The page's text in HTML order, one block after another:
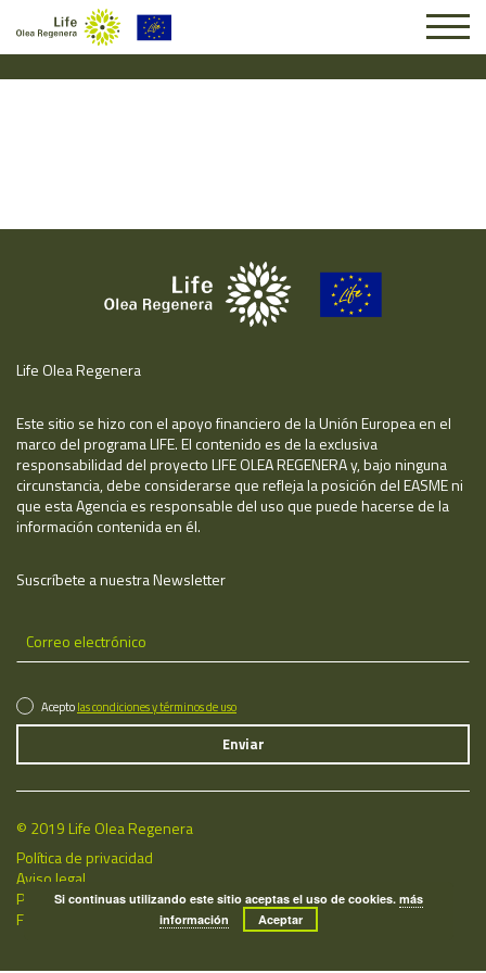
Solicitud #25762
Life Olea Regenera
Este sitio se hizo con el apoyo financiero de la Unión Europea en el
marco del programa LIFE. El contenido es de la exclusiva
responsabilidad del proyecto LIFE OLEA REGENERA y, bajo ninguna
circunstancia, debe considerarse que refleja la posición del EASME ni
que esta Agencia es responsable del uso que puede hacerse de la
información contenida en él.
Suscríbete a nuestra Newsletter
Aceptolas condiciones y términos de uso
© 2019 Life Olea Regenera
Política de privacidad
Aviso legal
Política de cookies
Fecha de última actualización: 08/08/2026
Si continuas utilizando este sitio aceptas el uso de cookies.más
información
Aceptar